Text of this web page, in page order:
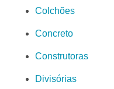
Colchões
Concreto
Construtoras
Divisórias